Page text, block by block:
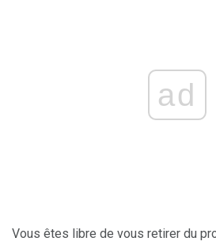
ad
Vous êtes libre de vous retirer du